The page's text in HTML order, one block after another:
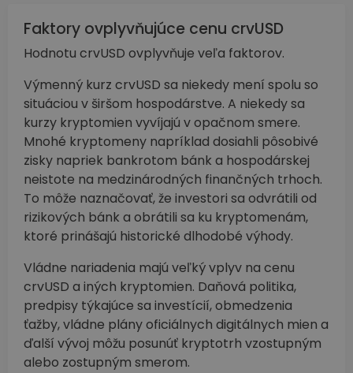
Faktory ovplyvňujúce cenu crvUSD
Hodnotu crvUSD ovplyvňuje veľa faktorov.
Výmenný kurz crvUSD sa niekedy mení spolu so
situáciou v širšom hospodárstve. A niekedy sa
kurzy kryptomien vyvíjajú v opačnom smere.
Mnohé kryptomeny napríklad dosiahli pôsobivé
zisky napriek bankrotom bánk a hospodárskej
neistote na medzinárodných finančných trhoch.
To môže naznačovať, že investori sa odvrátili od
rizikových bánk a obrátili sa ku kryptomenám,
ktoré prinášajú historické dlhodobé výhody.
Vládne nariadenia majú veľký vplyv na cenu
crvUSD a iných kryptomien. Daňová politika,
predpisy týkajúce sa investícií, obmedzenia
ťažby, vládne plány oficiálnych digitálnych mien a
ďalší vývoj môžu posunúť kryptotrh vzostupným
alebo zostupným smerom.